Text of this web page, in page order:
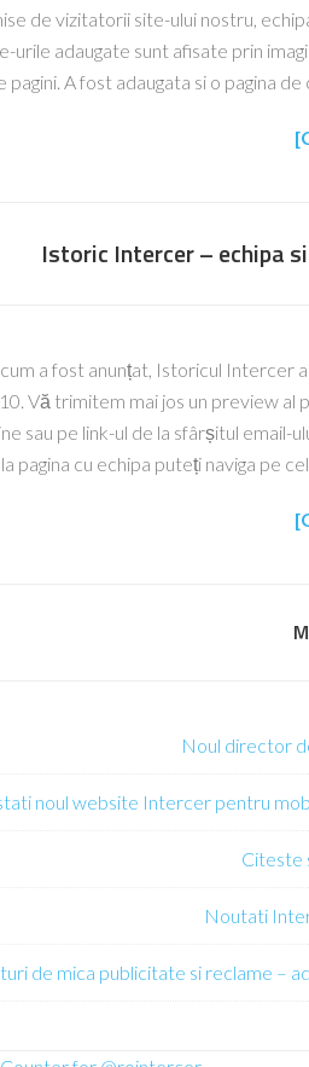
de vizitatorii site-ului nostru,
urile adaugate sunt afisate prin
pagini. A fost adaugata si o pagina
Istoric Intercer – echipa
a fost anunțat, Istoricul Intercer
Vă trimitem mai jos un preview al
sau pe link-ul de la sfârșitul email-
pagina cu echipa puteți naviga pe
Noul director
noul website Intercer pentru
Citeste
Noutati
de mica publicitate si reclame –